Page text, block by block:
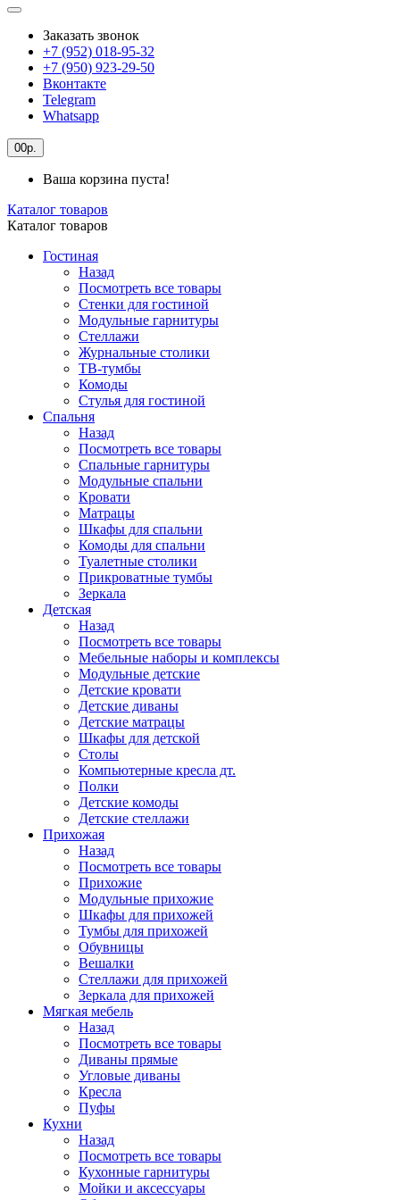
Заказать звонок
+7 (952) 018-95-32
+7 (950) 923-29-50
Вконтакте
Telegram
Whatsapp
00р.
Ваша корзина пуста!
Каталог товаров
Каталог товаров
Гостиная
Назад
Посмотреть все товары
Стенки для гостиной
Модульные гарнитуры
Стеллажи
Журнальные столики
ТВ-тумбы
Комоды
Стулья для гостиной
Спальня
Назад
Посмотреть все товары
Спальные гарнитуры
Модульные спальни
Кровати
Матрацы
Шкафы для спальни
Комоды для спальни
Туалетные столики
Прикроватные тумбы
Зеркала
Детская
Назад
Посмотреть все товары
Мебельные наборы и комплексы
Модульные детские
Детские кровати
Детские диваны
Детские матрацы
Шкафы для детской
Столы
Компьютерные кресла дт.
Полки
Детские комоды
Детские стеллажи
Прихожая
Назад
Посмотреть все товары
Прихожие
Модульные прихожие
Шкафы для прихожей
Тумбы для прихожей
Обувницы
Вешалки
Стеллажи для прихожей
Зеркала для прихожей
Мягкая мебель
Назад
Посмотреть все товары
Диваны прямые
Угловые диваны
Кресла
Пуфы
Кухни
Назад
Посмотреть все товары
Кухонные гарнитуры
Мойки и аксессуары